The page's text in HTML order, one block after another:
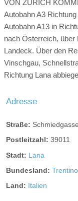
VON ZÜRICH
Autobahn A3
Autobahn A13 in
nach Österreich, über
Landeck. Über den
Vinschgau,
Richtung Lana
Adresse
Straße:
Postleitzahl: 39011
Stadt: Lana
Bundesland:
Land: Italien